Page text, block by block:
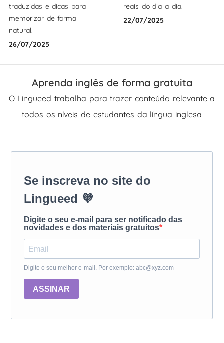
traduzidas e dicas para
memorizar de forma
natural.
26/07/2025
reais do dia a dia.
22/07/2025
Aprenda inglês de forma gratuita
O Lingueed trabalha para trazer conteúdo relevante a
todos os níveis de estudantes da língua inglesa
Se inscreva no site do
Lingueed 💜
Digite o seu e-mail para ser notificado das
novidades e dos materiais gratuitos
Digite o seu melhor e-mail. Por exemplo: abc@xyz.com
ASSINAR